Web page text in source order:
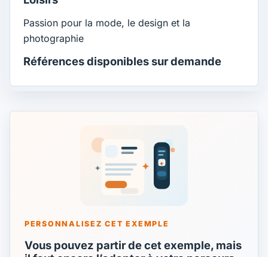
Passion pour la mode, le design et la
photographie
Références disponibles sur demande
PERSONNALISEZ CET EXEMPLE
Vous pouvez partir de cet exemple, mais